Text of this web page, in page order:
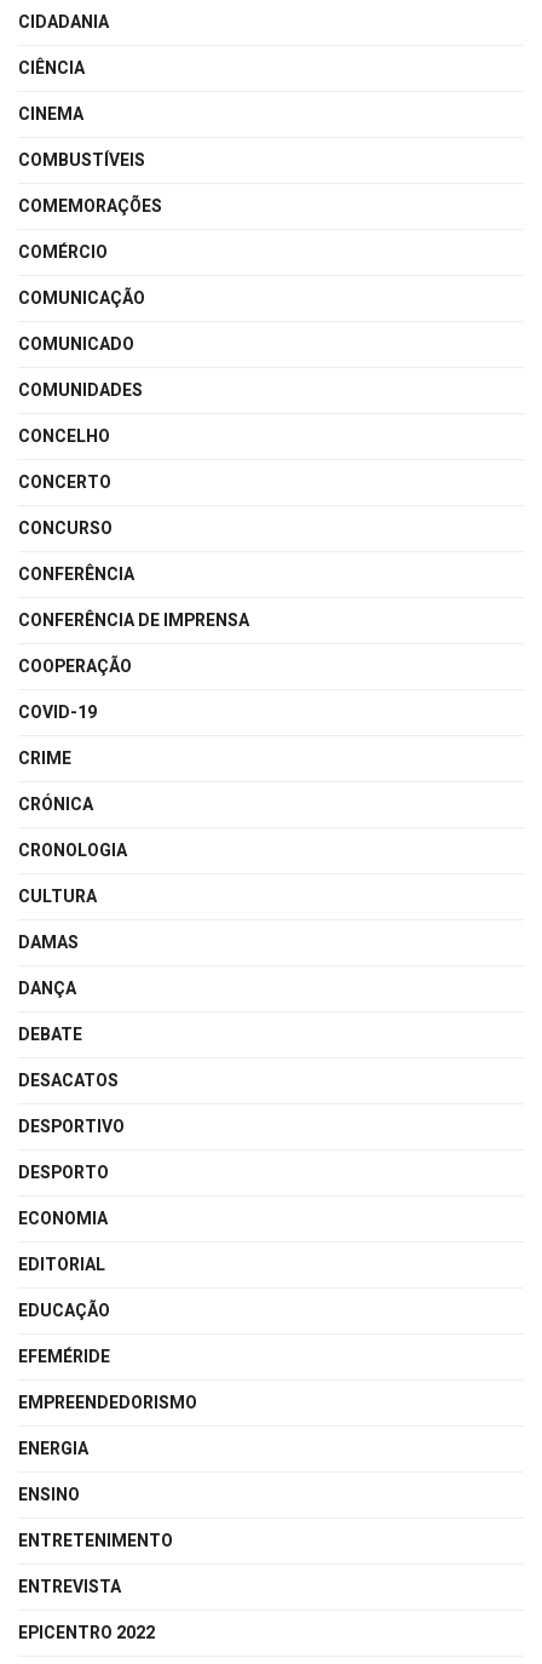
CIDADANIA
CIÊNCIA
CINEMA
COMBUSTÍVEIS
COMEMORAÇÕES
COMÉRCIO
COMUNICAÇÃO
COMUNICADO
COMUNIDADES
CONCELHO
CONCERTO
CONCURSO
CONFERÊNCIA
CONFERÊNCIA DE IMPRENSA
COOPERAÇÃO
COVID-19
CRIME
CRÓNICA
CRONOLOGIA
CULTURA
DAMAS
DANÇA
DEBATE
DESACATOS
DESPORTIVO
DESPORTO
ECONOMIA
EDITORIAL
EDUCAÇÃO
EFEMÉRIDE
EMPREENDEDORISMO
ENERGIA
ENSINO
ENTRETENIMENTO
ENTREVISTA
EPICENTRO 2022